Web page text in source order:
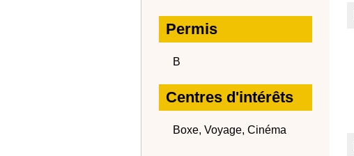
Permis
B
Centres d'intérêts
Boxe, Voyage, Cinéma